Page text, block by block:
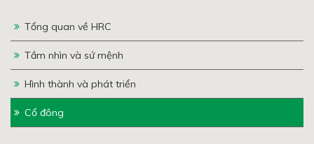
Tổng quan về HRC
Tầm nhìn và sứ mệnh
Hình thành và phát triển
Cổ đông